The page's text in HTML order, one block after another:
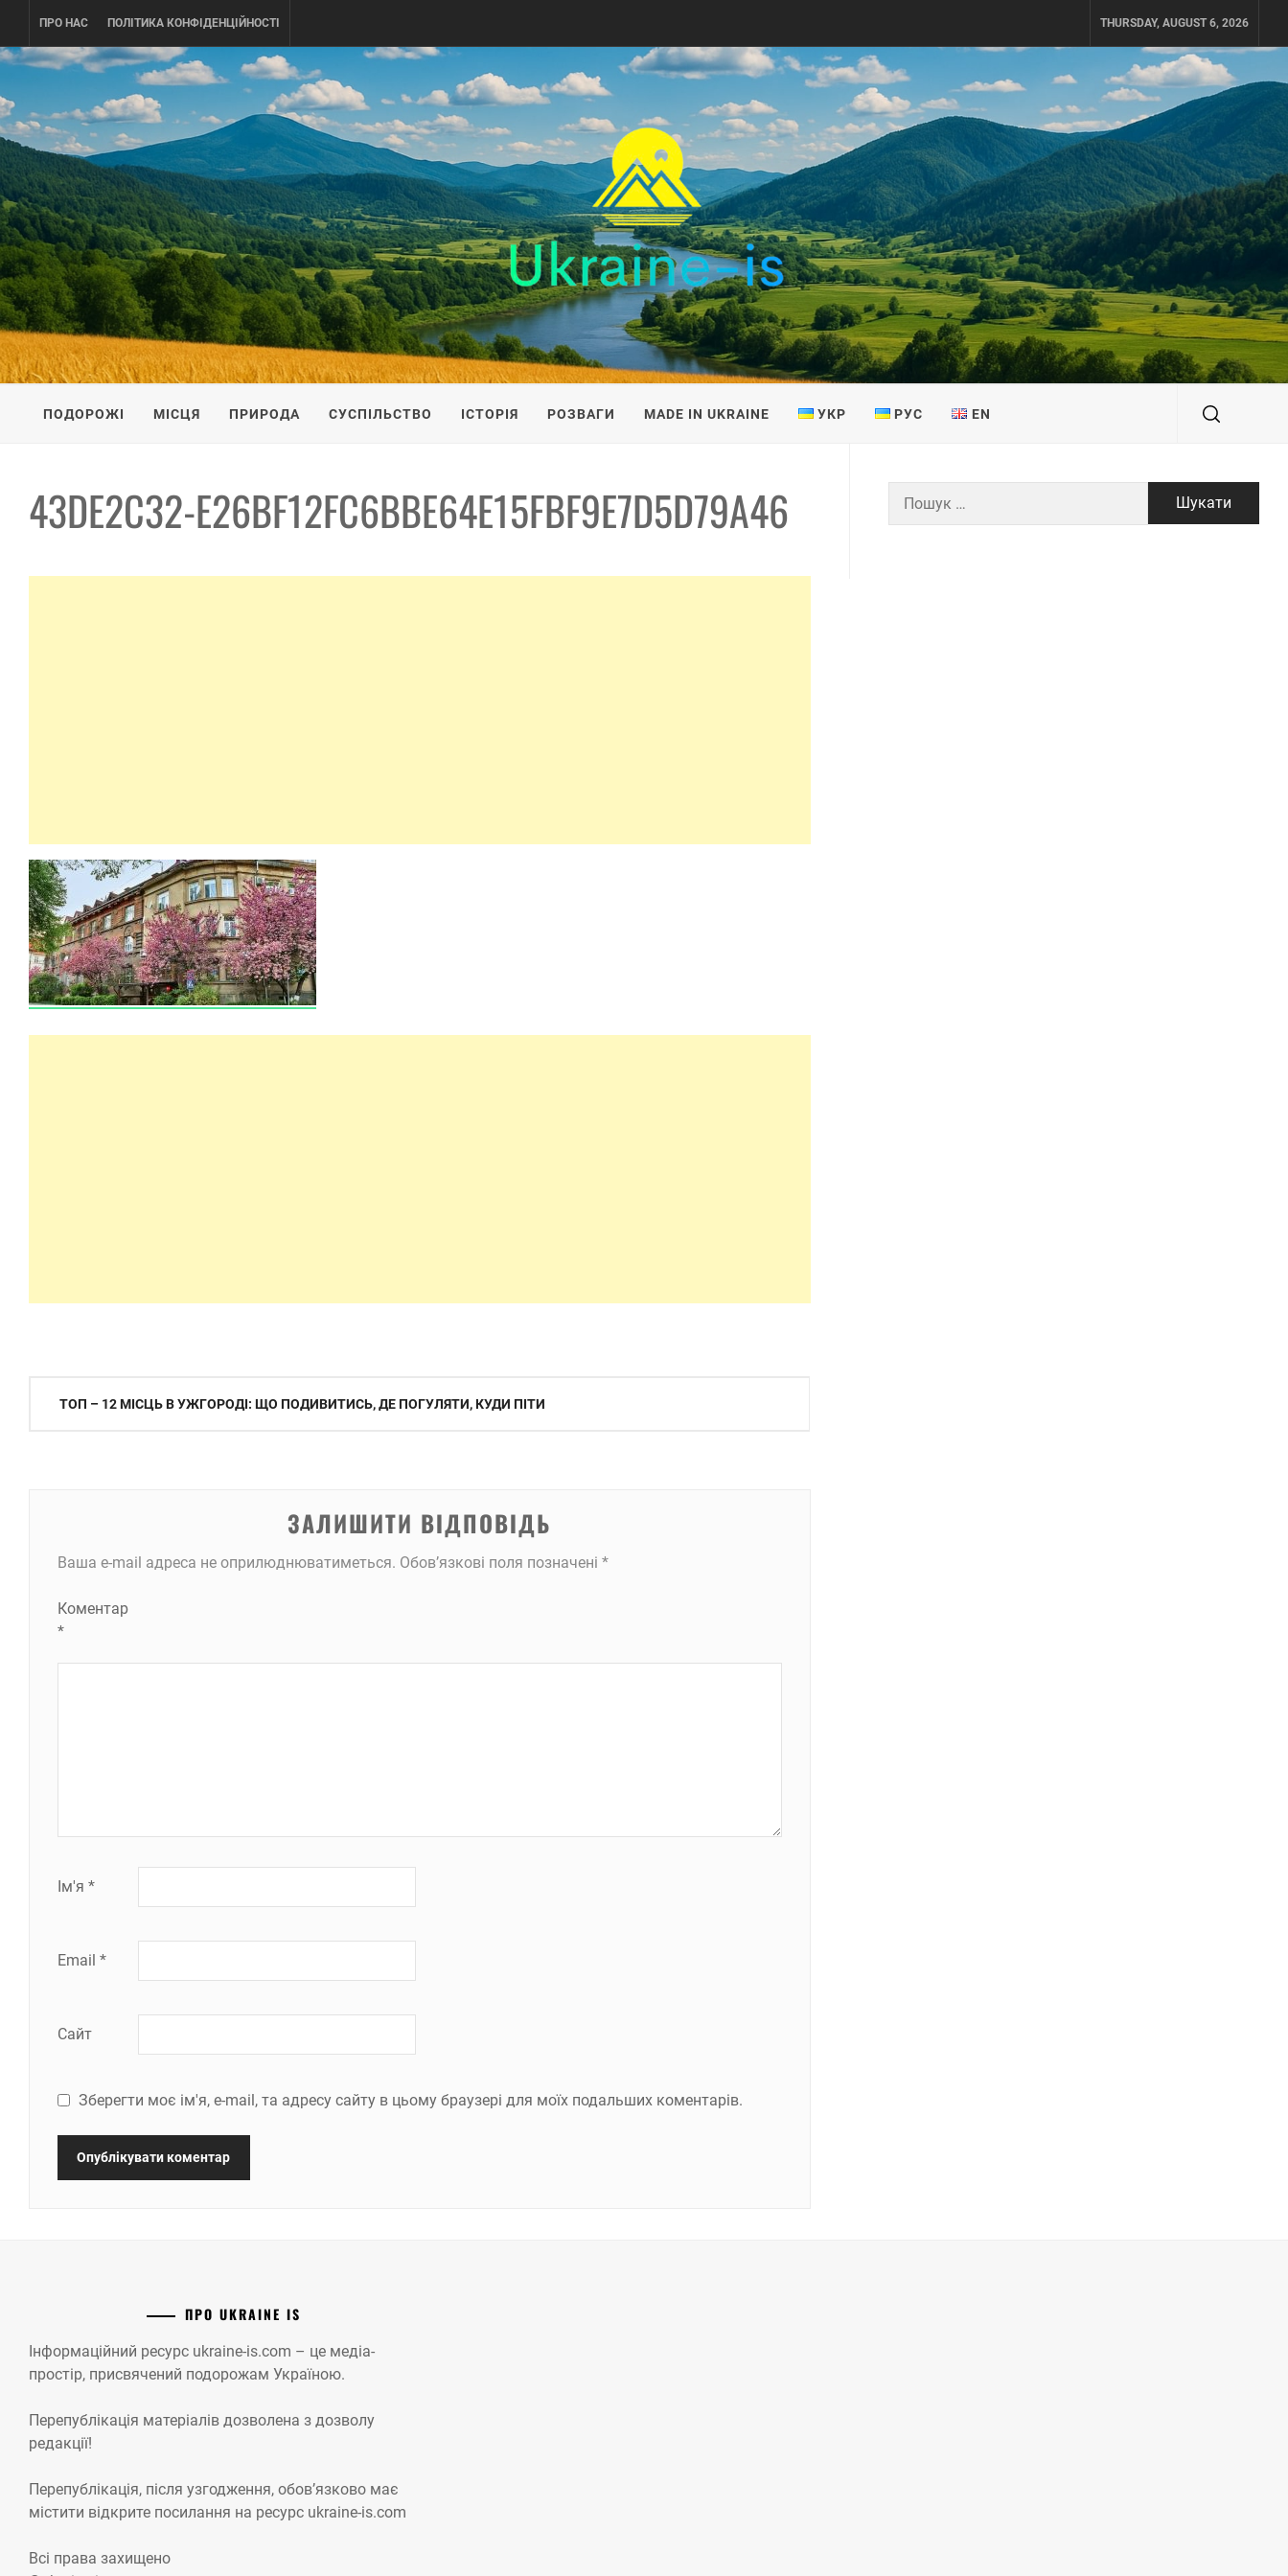
content
ПРО НАС ПОЛІТИКА КОНФІДЕНЦІЙНОСТІ THURSDAY, AUGUST 6, 2026
UKRAINE-IS
ПОДОРОЖI ПО УКРАЇНІ
ПОДОРОЖІ МІСЦЯ ПРИРОДА СУСПІЛЬСТВО ІСТОРІЯ РОЗВАГИ MADE IN UKRAINE УКР РУС EN
43DE2C32-E26BF12FC6BBE64E15FBF9E7D5D79A46
Навігація
ТОП – 12 МІСЦЬ В УЖГОРОДІ: ЩО ПОДИВИТИСЬ, ДЕ ПОГУЛЯТИ, КУДИ ПІТИ
ЗАЛИШИТИ ВІДПОВІДЬ
Ваша e-mail адреса не оприлюднюватиметься. Обов’язкові поля позначені *
Коментар
*
Ім'я *
Email *
Сайт
Зберегти моє ім'я, e-mail, та адресу сайту в цьому браузері для моїх подальших коментарів.
ПРО UKRAINE IS
Інформаційний ресурс ukraine-is.com – це медіа-
простір, присвячений подорожам Україною.
Перепублікація матеріалів дозволена з дозволу
редакції!
Перепублікація, після узгодження, обов’язково має
містити відкрите посилання на ресурс ukraine-is.com
Всі права захищено